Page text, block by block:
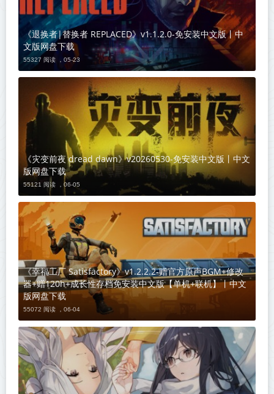
《退换者|替换者 REPLACED》v1.1.2.0-免安装中文版丨中
文版网盘下载
55327 阅读 ， 05-23
《灾变前夜 dread dawn》v20260530-免安装中文版丨中文
版网盘下载
55121 阅读 ， 06-05
《幸福工厂 Satisfactory》v1.2.2.2-赠官方原声BGM+修改
器+赠120h+成长性存档免安装中文版【单机+联机】丨中文
版网盘下载
55072 阅读 ， 06-04